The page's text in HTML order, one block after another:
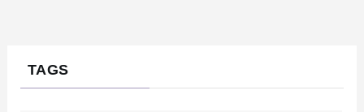
TAGS